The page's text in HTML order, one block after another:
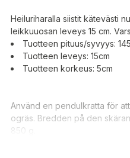
Heiluriharalla siistit kätevästi
leikkuuosan leveys 15 cm.
Tuotteen pituus/syvyys:
Tuotteen leveys: 15cm
Tuotteen korkeus: 5cm
Använd en pendulkratta för
ogräs. Bredden på den
850 g.